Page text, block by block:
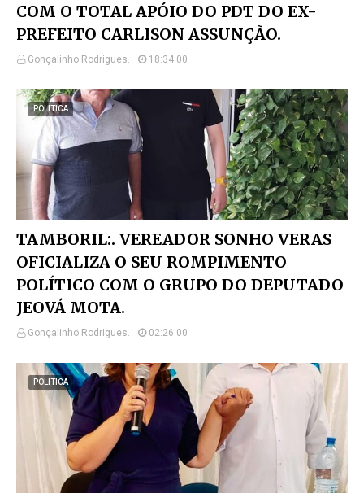
COM O TOTAL APÓIO DO PDT DO EX-
PREFEITO CARLISON ASSUNÇÃO.
Gonçalinho Rodrigues. 18:34:00
POLITICA
TAMBORIL:. VEREADOR SONHO VERAS
OFICIALIZA O SEU ROMPIMENTO
POLÍTICO COM O GRUPO DO DEPUTADO
JEOVÁ MOTA.
Gonçalinho Rodrigues. 02:26:00
POLITICA